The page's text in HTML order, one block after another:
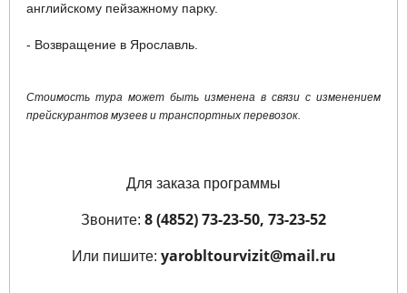
английскому пейзажному парку.
- Возвращение в Ярославль.
Стоимость тура может быть изменена в связи с изменением
прейскурантов музеев и транспортных перевозок.
Для заказа программы
Звоните: 8 (4852) 73-23-50, 73-23-52
Или пишите: yarobltourvizit@mail.ru